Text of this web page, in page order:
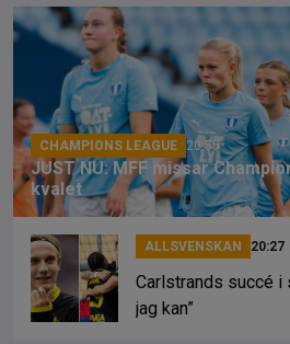
b
o
o
k
d
s
CHAMPIONS LEAGUE 20:55
JUST NU: MFF missar
kvalet
ALLSVENSKAN 20:27
Carlstrands succé i
jag kan”